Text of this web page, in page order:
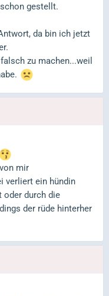
gestellt.
da bin ich jetzt
zu machen...weil
mir
verliert ein hündin
oder durch die
der rüde hinterher